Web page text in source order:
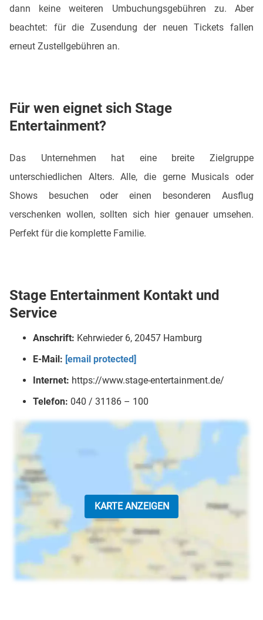
dann keine weiteren Umbuchungsgebühren zu. Aber
beachtet: für die Zusendung der neuen Tickets fallen
erneut Zustellgebühren an.
Für wen eignet sich Stage
Entertainment?
Das Unternehmen hat eine breite Zielgruppe
unterschiedlichen Alters. Alle, die gerne Musicals oder
Shows besuchen oder einen besonderen Ausflug
verschenken wollen, sollten sich hier genauer umsehen.
Perfekt für die komplette Familie.
Stage Entertainment Kontakt und
Service
Anschrift: Kehrwieder 6, 20457 Hamburg
E-Mail: [email protected]
Internet: https://www.stage-entertainment.de/
Telefon: 040 / 31186 – 100
KARTE ANZEIGEN